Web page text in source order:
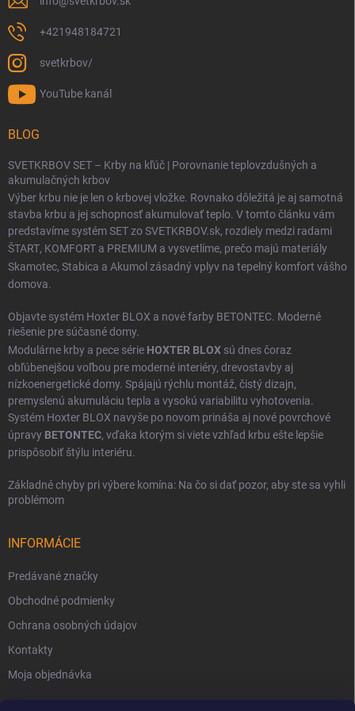
+421948184721
svetkrbov/
YouTube kanál
BLOG
SVETKRBOV SET – Krby na kľúč | Porovnanie teplovzdušných a
akumulačných krbov
Výber krbu nie je len o krbovej vložke. Rovnako dôležitá je aj samotná
stavba krbu a jej schopnosť akumulovať teplo. V tomto článku vám
predstavíme systém SET zo SVETKRBOV.sk, rozdiely medzi radami
ŠTART, KOMFORT a PREMIUM a vysvetlíme, prečo majú materiály
Skamotec, Stabica a Akumol zásadný vplyv na tepelný komfort vášho
domova.
Objavte systém Hoxter BLOX a nové farby BETONTEC. Moderné
riešenie pre súčasné domy.
Modulárne krby a pece série HOXTER BLOX sú dnes čoraz
obľúbenejšou voľbou pre moderné interiéry, drevostavby aj
nízkoenergetické domy. Spájajú rýchlu montáž, čistý dizajn,
premyslenú akumuláciu tepla a vysokú variabilitu vyhotovenia.
Systém Hoxter BLOX navyše po novom prináša aj nové povrchové
úpravy BETONTEC, vďaka ktorým si viete vzhľad krbu ešte lepšie
prispôsobiť štýlu interiéru.
Základné chyby pri výbere komína: Na čo si dať pozor, aby ste sa vyhli
problémom
INFORMÁCIE
Predávané značky
Obchodné podmienky
Ochrana osobných údajov
Kontakty
Moja objednávka